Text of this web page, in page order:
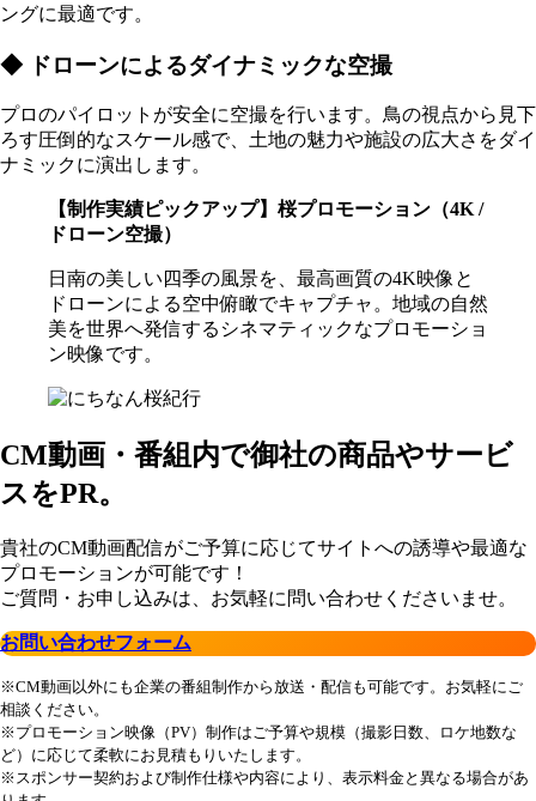
ングに最適です。
◆ ドローンによるダイナミックな空撮
プロのパイロットが安全に空撮を行います。鳥の視点から見下
ろす圧倒的なスケール感で、土地の魅力や施設の広大さをダイ
ナミックに演出します。
【制作実績ピックアップ】桜プロモーション（4K /
ドローン空撮）
日南の美しい四季の風景を、最高画質の4K映像と
ドローンによる空中俯瞰でキャプチャ。地域の自然
美を世界へ発信するシネマティックなプロモーショ
ン映像です。
CM動画・番組内で御社の商品やサービ
スをPR。
貴社のCM動画配信がご予算に応じてサイトへの誘導や最適な
プロモーションが可能です！
ご質問・お申し込みは、お気軽に問い合わせくださいませ。
お問い合わせフォーム
※CM動画以外にも企業の番組制作から放送・配信も可能です。お気軽にご
相談ください。
※プロモーション映像（PV）制作はご予算や規模（撮影日数、ロケ地数な
ど）に応じて柔軟にお見積もりいたします。
※スポンサー契約および制作仕様や内容により、表示料金と異なる場合があ